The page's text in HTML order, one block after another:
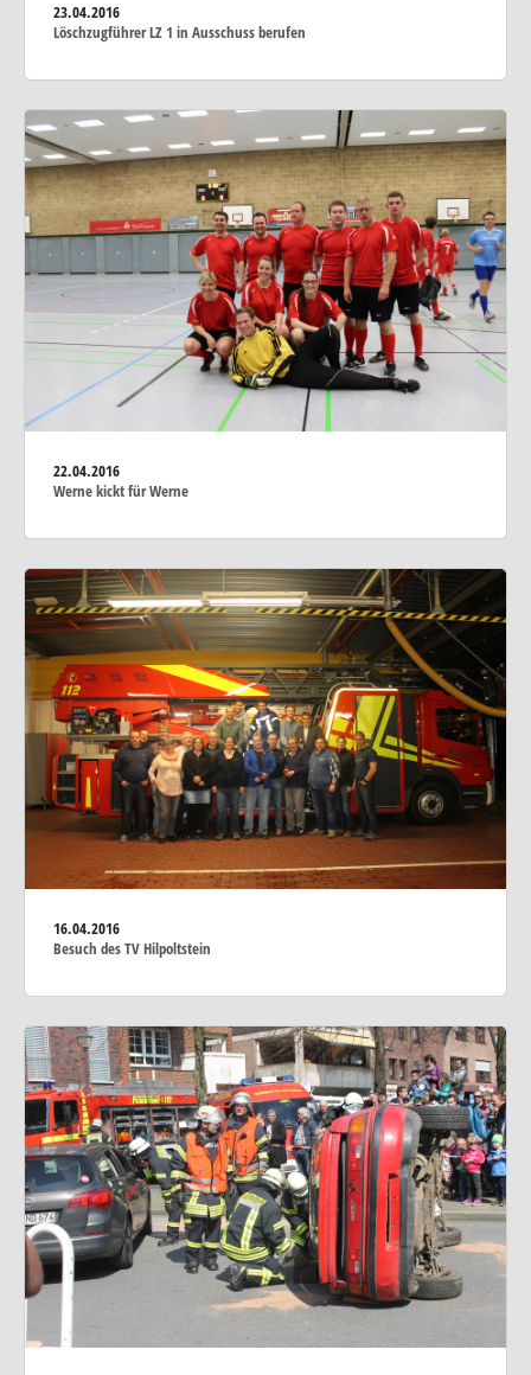
23.04.2016
Löschzugführer LZ 1 in Ausschuss berufen
22.04.2016
Werne kickt für Werne
16.04.2016
Besuch des TV Hilpoltstein